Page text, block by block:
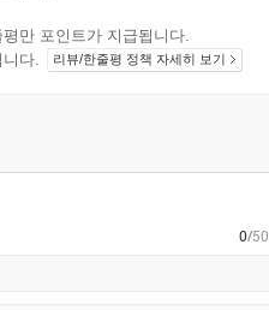
만 포인트가 지급됩니다.
다.
리뷰/한줄평 정책 자세히 보기
0/50